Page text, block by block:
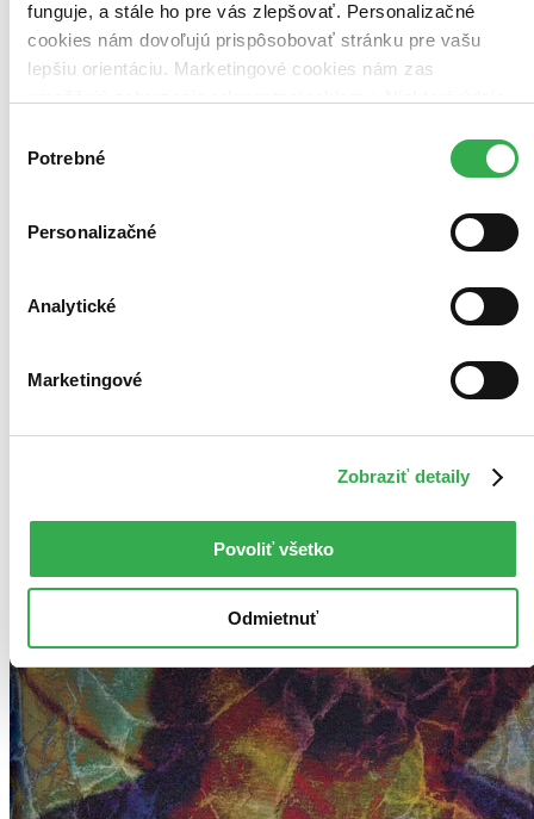
funguje, a stále ho pre vás zlepšovať. Personalizačné
cookies nám dovoľujú prispôsobovať stránku pre vašu
lepšiu orientáciu. Marketingové cookies nám zas
keby sme mohli používať všetky tieto cookies. Ďakujeme!
súhlasu
Potrebné
Personalizačné
Analytické
Marketingové
Zobraziť detaily
Povoliť všetko
Odmietnuť
Bestsellery
Top hodnotené
Novinky
Najdrahšie
224 produktov